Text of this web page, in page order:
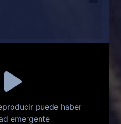
puede haber
emergente